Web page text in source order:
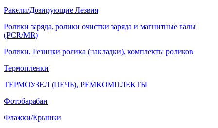
Ракели/Дозирующие Лезвия
Ролики заряда, ролики очистки заряда и магнитные валы
(PCR/MR)
Ролики, Резинки ролика (накладки), комплекты роликов
Термопленки
ТЕРМОУЗЕЛ (ПЕЧЬ), РЕМКОМПЛЕКТЫ
Фотобарабан
Флажки/Крышки